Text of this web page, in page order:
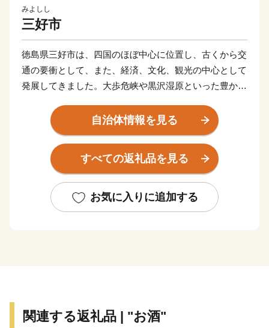
みよしし
三好市
徳島県三好市は、四国のほぼ中心に位置し、古くから交
通の要衝として、また、経済、文化、観光の中心として
発展してきました。大歩危峡や黒沢湿原といった豊かな
的文化遺産の多く残るまちです。また阿波踊りや祖谷平
家祭りなど四季折々に様々なイベントがあります。近年
はラフティングやウェイクボードなどウォータースポー
ツを楽しめるまちとしても人気を集めています。ぜひ多
ばと思います。
自治体情報を見る
すべての返礼品を見る
お気に入りに追加する
関連する返礼品 | "お酒"